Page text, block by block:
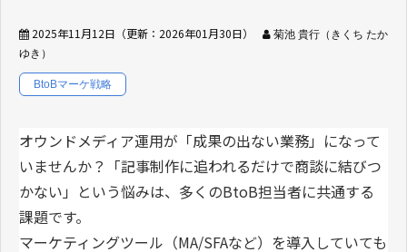
2025年11月12日 （更新： 2026年01月30日）
菊池 貴行（きくち たか
ゆき）
BtoBマーケ戦略
オウンドメディア運用が「成果の出ない業務」になって
いませんか？「記事制作に追われるだけで商談に結びつ
かない」という悩みは、多くのBtoB担当者に共通する
課題です。
マーケティングツール（MA/SFAなど）を導入していても